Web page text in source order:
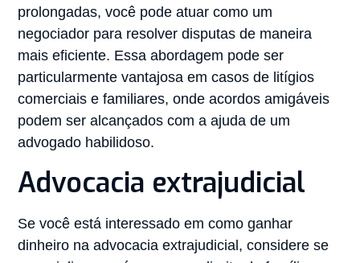
prolongadas, você pode atuar como um
negociador para resolver disputas de maneira
mais eficiente. Essa abordagem pode ser
particularmente vantajosa em casos de litígios
comerciais e familiares, onde acordos amigáveis
podem ser alcançados com a ajuda de um
advogado habilidoso.
Advocacia extrajudicial
Se você está interessado em como ganhar
dinheiro na advocacia extrajudicial, considere se